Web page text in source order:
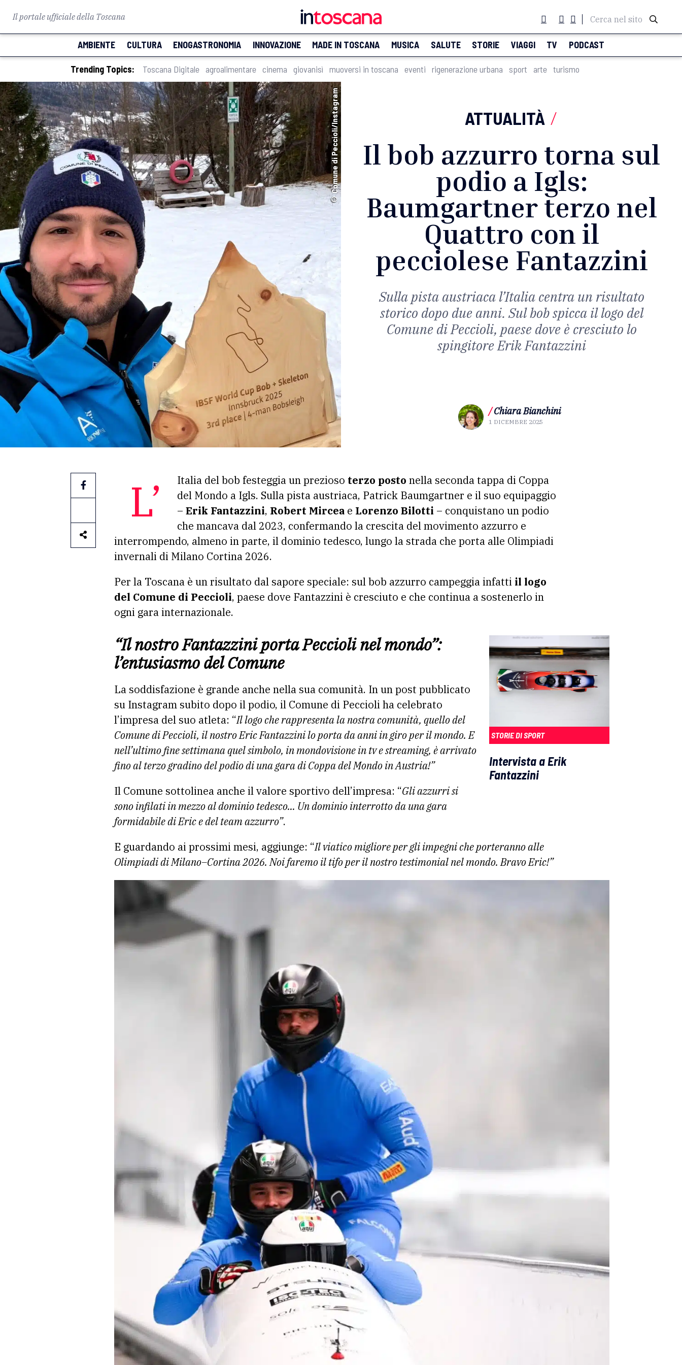
Il portale ufficiale della Toscana Cerca nel sito
AMBIENTE CULTURA ENOGASTRONOMIA INNOVAZIONE MADE IN TOSCANA MUSICA SALUTE STORIE VIAGGI TV PODCAST
Trending Topics: Toscana Digitale agroalimentare cinema giovanisì muoversi in toscana eventi rigenerazione urbana sport arte turismo
© Comune di Peccioli/Instagram ATTUALITÀ /
Il bob azzurro torna sul
podio a Igls:
Baumgartner terzo nel
Quattro con il
pecciolese Fantazzini
Sulla pista austriaca l’Italia centra un risultato
storico dopo due anni. Sul bob spicca il logo del
Comune di Peccioli, paese dove è cresciuto lo
spingitore Erik Fantazzini
/ Chiara Bianchini
1 DICEMBRE 2025
L’Italia del bob festeggia un prezioso terzo posto nella seconda tappa di Coppa
del Mondo a Igls. Sulla pista austriaca, Patrick Baumgartner e il suo equipaggio
– Erik Fantazzini, Robert Mircea e Lorenzo Bilotti – conquistano un podio
che mancava dal 2023, confermando la crescita del movimento azzurro e
interrompendo, almeno in parte, il dominio tedesco, lungo la strada che porta alle Olimpiadi
invernali di Milano Cortina 2026.
Per la Toscana è un risultato dal sapore speciale: sul bob azzurro campeggia infatti il logo
del Comune di Peccioli, paese dove Fantazzini è cresciuto e che continua a sostenerlo in
ogni gara internazionale.
STORIE DI SPORT
Intervista a Erik
Fantazzini
“Il nostro Fantazzini porta Peccioli nel mondo”:
l’entusiasmo del Comune
La soddisfazione è grande anche nella sua comunità. In un post pubblicato
su Instagram subito dopo il podio, il Comune di Peccioli ha celebrato
l’impresa del suo atleta: “Il logo che rappresenta la nostra comunità, quello del
Comune di Peccioli, il nostro Eric Fantazzini lo porta da anni in giro per il mondo. E
nell’ultimo fine settimana quel simbolo, in mondovisione in tv e streaming, è arrivato
fino al terzo gradino del podio di una gara di Coppa del Mondo in Austria!”
Il Comune sottolinea anche il valore sportivo dell’impresa: “Gli azzurri si
sono infilati in mezzo al dominio tedesco… Un dominio interrotto da una gara
formidabile di Eric e del team azzurro”.
E guardando ai prossimi mesi, aggiunge: “Il viatico migliore per gli impegni che porteranno alle
Olimpiadi di Milano–Cortina 2026. Noi faremo il tifo per il nostro testimonial nel mondo. Bravo Eric!”